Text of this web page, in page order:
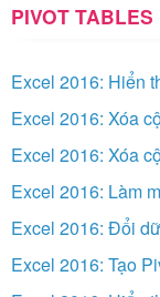
PIVOT TABLES
Excel 2016: Hiển
Excel 2016: Xóa
Excel 2016: Xóa
Excel 2016: Làm
Excel 2016: Đổi
Excel 2016: Tạo